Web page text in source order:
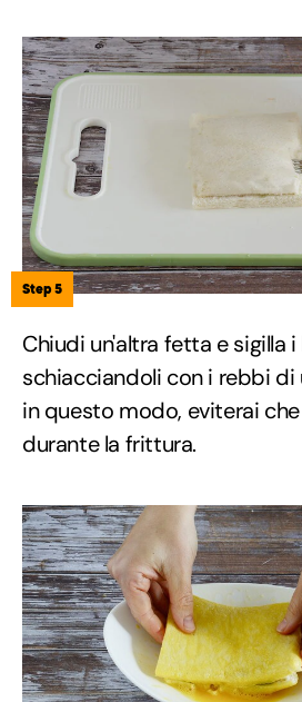
Step 5
Chiudi un'altra fetta e sigilla
schiacciandoli con i rebbi
in questo modo, eviterai
durante la frittura.